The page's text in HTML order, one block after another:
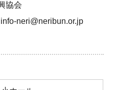
協会
neri@neribun.or.jp